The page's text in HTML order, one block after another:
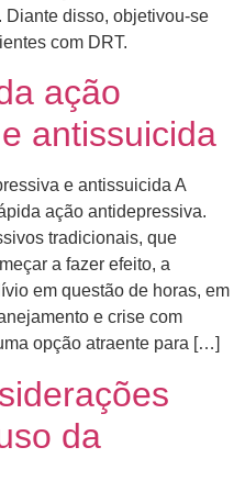
Diante disso, objetivou-se
com DRT.
ação
antissuicida
e antissuicida A
ação antidepressiva.
tradicionais, que
a fazer efeito, a
em questão de horas, em
e crise com
opção atraente para […]
da